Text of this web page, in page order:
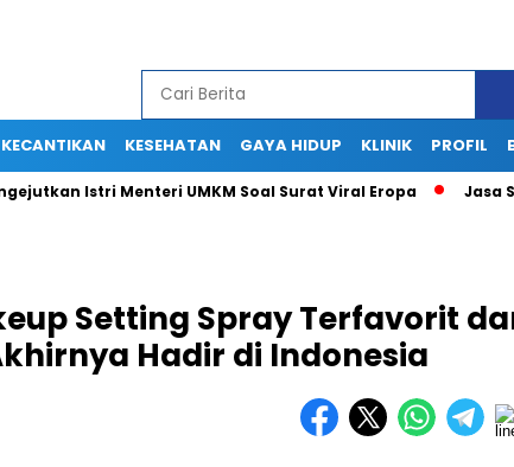
KECANTIKAN KESEHATAN GAYA HIDUP KLINIK PROFIL
Istri Menteri UMKM Soal Surat Viral Eropa Jasa Siaran
Setting Spray Terfavorit
Hadir di Indonesia